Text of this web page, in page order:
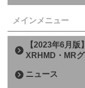
メインメニュー
【2023年6月
XRHMD・MR
ニュース